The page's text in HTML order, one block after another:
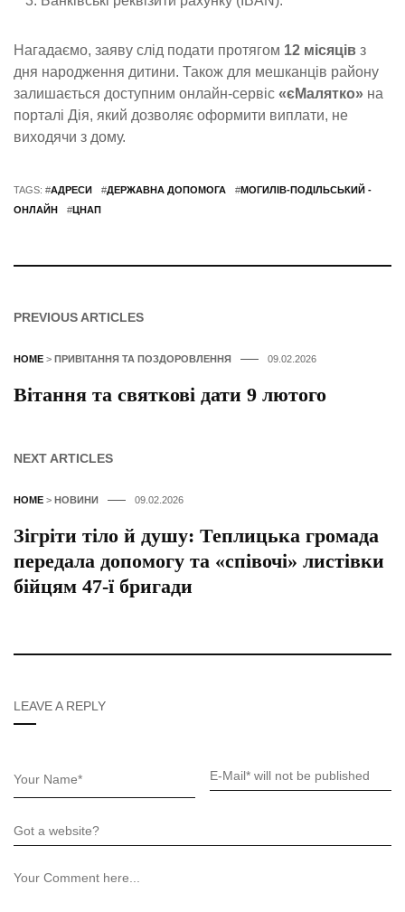
Нагадаємо, заяву слід подати протягом 12 місяців з
дня народження дитини. Також для мешканців району
залишається доступним онлайн-сервіс «єМалятко» на
порталі Дія, який дозволяє оформити виплати, не
виходячи з дому.
TAGS: #АДРЕСИ #ДЕРЖАВНА ДОПОМОГА #МОГИЛІВ-ПОДІЛЬСЬКИЙ -
ОНЛАЙН
#ЦНАП
PREVIOUS ARTICLES
HOME > ПРИВІТАННЯ ТА ПОЗДОРОВЛЕННЯ 09.02.2026
Вітання та святкові дати 9 лютого
NEXT ARTICLES
HOME > НОВИНИ 09.02.2026
Зігріти тіло й душу: Теплицька громада
передала допомогу та «співочі» листівки
бійцям 47-ї бригади
LEAVE A REPLY